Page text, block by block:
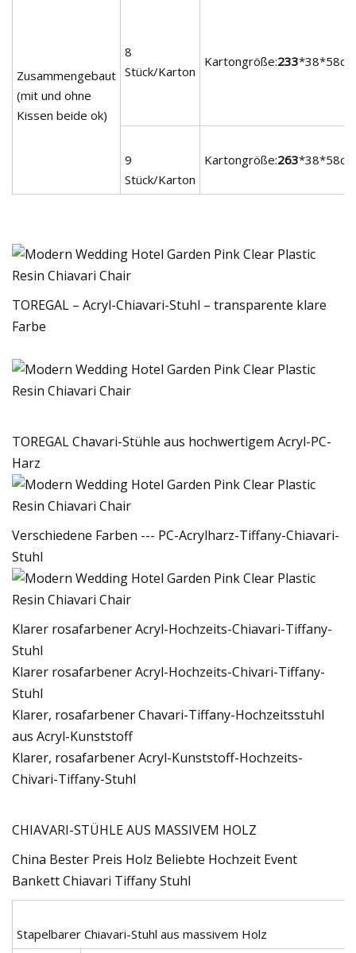
Zusammengebaut
(mit und ohne
Kissen beide ok)
8
Stück/Karton
Kartongröße:233*38*58cm
9
Stück/Karton
Kartongröße:263*38*58cm
TOREGAL – Acryl-Chiavari-Stuhl – transparente klare
Farbe
TOREGAL Chavari-Stühle aus hochwertigem Acryl-PC-
Harz
Verschiedene Farben --- PC-Acrylharz-Tiffany-Chiavari-
Stuhl
Klarer rosafarbener Acryl-Hochzeits-Chiavari-Tiffany-
Stuhl
Klarer rosafarbener Acryl-Hochzeits-Chivari-Tiffany-
Stuhl
Klarer, rosafarbener Chavari-Tiffany-Hochzeitsstuhl
aus Acryl-Kunststoff
Klarer, rosafarbener Acryl-Kunststoff-Hochzeits-
Chivari-Tiffany-Stuhl
CHIAVARI-STÜHLE AUS MASSIVEM HOLZ
China Bester Preis Holz Beliebte Hochzeit Event
Bankett Chiavari Tiffany Stuhl
Stapelbarer Chiavari-Stuhl aus massivem Holz